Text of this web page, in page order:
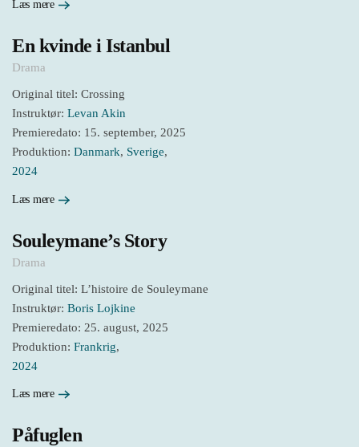
Læs mere
En kvinde i Istanbul
Drama
Original titel: Crossing
Instruktør: Levan Akin
Premieredato: 15. september, 2025
Produktion: Danmark, Sverige,
2024
Læs mere
Souleymane’s Story
Drama
Original titel: L’histoire de Souleymane
Instruktør: Boris Lojkine
Premieredato: 25. august, 2025
Produktion: Frankrig,
2024
Læs mere
Påfuglen